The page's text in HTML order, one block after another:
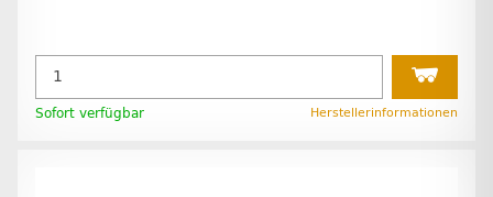
Sofort verfügbar Herstellerinformationen